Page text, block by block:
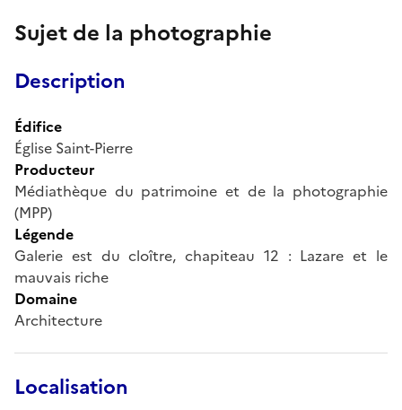
Sujet de la photographie
Description
Édifice
Église Saint-Pierre
Producteur
Médiathèque du patrimoine et de la photographie
(MPP)
Légende
Galerie est du cloître, chapiteau 12 : Lazare et le
mauvais riche
Domaine
Architecture
Localisation